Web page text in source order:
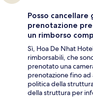
Posso
prenotazione
un rimborso
Sì, Hoa De Nhat
rimborsabili, che
prenotato una
prenotazione fino ad
politica della
della struttura per